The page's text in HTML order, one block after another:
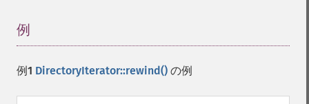
例
例1 DirectoryIterator::rewind() の例